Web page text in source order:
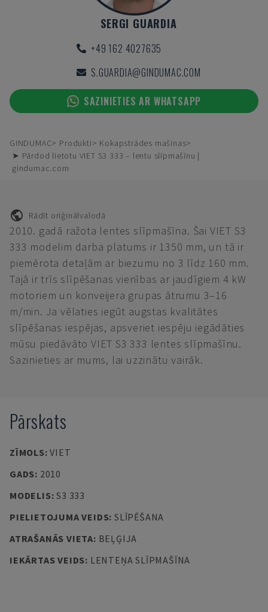
SERGI GUARDIA
+49 162 4027635
S.GUARDIA@GINDUMAC.COM
SAZINIETIES AR WHATSAPP
GINDUMAC Produkti
Kokapstrādes mašīnas
➤ Pārdod lietotu VIET S3 333 – lentu slīpmašīnu |
gindumac.com
Rādīt oriģinālvalodā
2010. gadā ražota lentes slīpmašīna. Šai VIET S3
333 modelim darba platums ir 1350 mm, un tā ir
piemērota detaļām ar biezumu no 3 līdz 160 mm.
Tajā ir trīs slīpēšanas vienības ar jaudīgiem 4 kW
motoriem un konveijera grupas ātrumu 3–16
m/min. Ja vēlaties iegūt augstas kvalitātes
slīpēšanas iespējas, apsveriet iespēju iegādāties
mūsu piedāvāto VIET S3 333 lentes slīpmašīnu.
Sazinieties ar mums, lai uzzinātu vairāk.
Pārskats
ZĪMOLS:VIET
GADS: 2010
MODELIS:S3 333
PIELIETOJUMA VEIDS: SLĪPĒŠANA
ATRAŠANĀS VIETA: BEĻĢIJA
IEKĀRTAS VEIDS: LENTEŅA SLĪPMAŠĪNA